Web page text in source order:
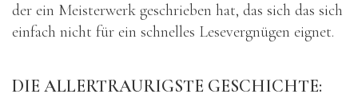
der ein Meisterwerk geschrieben hat, das sich das sich
einfach nicht für ein schnelles Lesevergnügen eignet.
DIE ALLERTRAURIGSTE GESCHICHTE: